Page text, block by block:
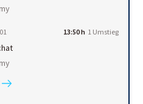
13:50 h 1 Umstieg